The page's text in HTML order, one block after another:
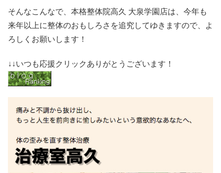
そんなこんなで、本格整体院高久 大泉学園店は、今年も
来年以上に整体のおもしろさを追究してゆきますので、よ
ろしくお願いします！
↓↓いつも応援クリックありがとうございます！